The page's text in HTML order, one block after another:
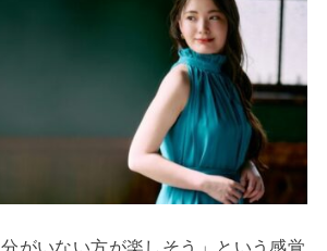
がいない方が楽しそう」という感覚